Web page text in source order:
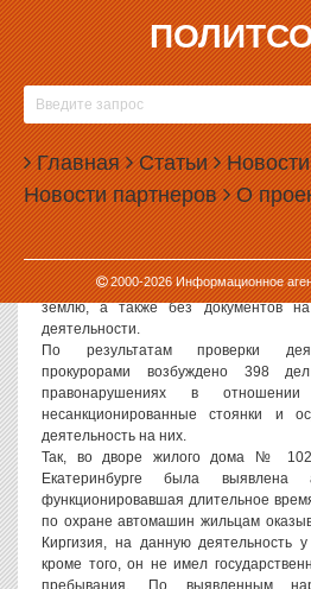
Главная Статьи Новости
Новости партнеров О
2000-2026Информационное
25.04.2008, 08:54
В ЕКАТЕРИНБУРГЕ С
АВТОПАРКОВОК
МИГРАНТОВ
В Екатеринбурге продолжаются
предмет нарушений правил работы. В
выявлены многочисленные
самовольное занятие земельных
земель без оформления
землю, а также без документов на
деятельности.
По результатам проверки
прокурорами возбуждено 398
правонарушениях в отношении
несанкционированные стоянки и
деятельность на них.
Так, во дворе жилого дома №
Екатеринбурге была выявлена
функционировавшая длительное
по охране автомашин жильцам
Киргизия, на данную деятельность
кроме того, он не имел
пребывания. По выявленным